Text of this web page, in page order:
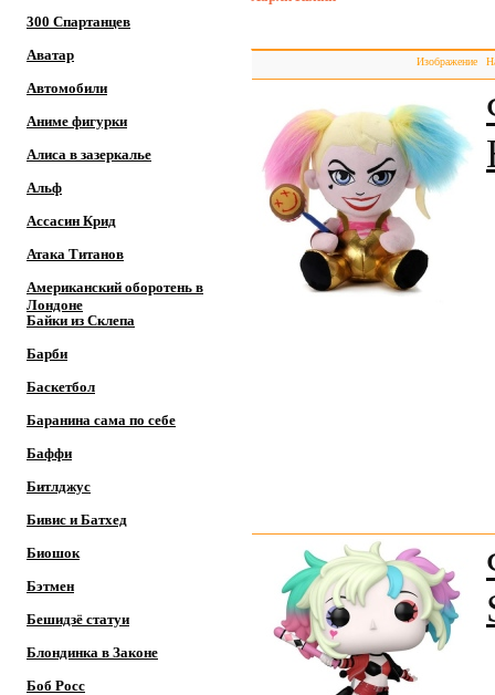
300 Спартанцев
Аватар
Автомобили
Аниме фигурки
Алиса в зазеркалье
Альф
Ассасин Крид
Атака Титанов
Американский оборотень в
Лондоне
Байки из Склепа
Барби
Баскетбол
Баранина сама по себе
Баффи
Битлджус
Бивис и Батхед
Биошок
Бэтмен
Бешидзё статуи
Блондинка в Законе
Боб Росс
Изображение